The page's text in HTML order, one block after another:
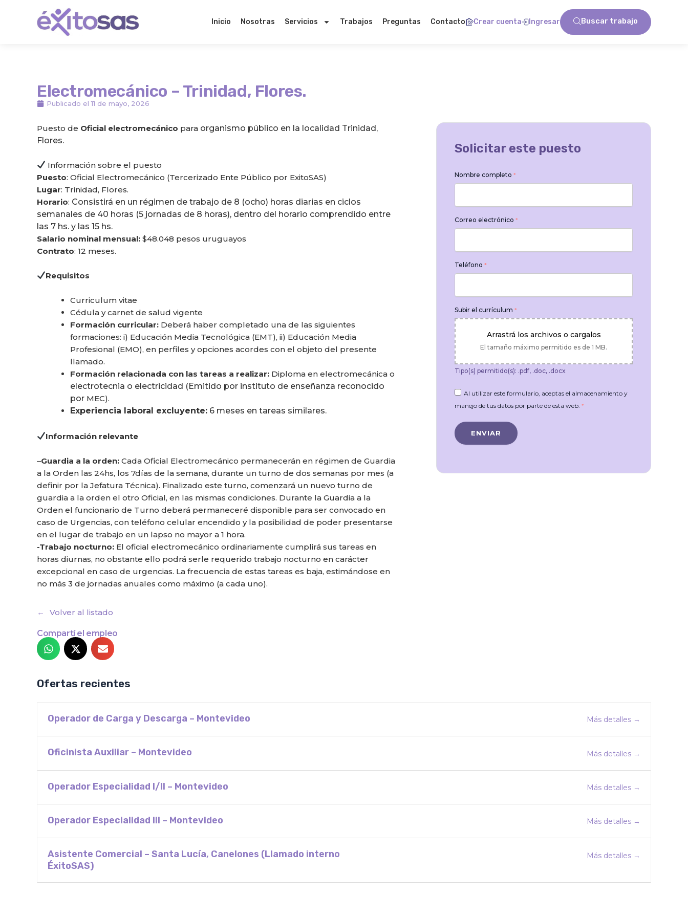
contenido
Inicio Nosotras Servicios Trabajos Preguntas Contacto Crear cuenta Ingresar Buscar trabajo
Electromecánico – Trinidad, Flores.
Publicado el 11 de mayo, 2026
Puesto de Oficial electromecánico para organismo público en la localidad Trinidad,
Flores.
Información sobre el puesto
Puesto: Oficial Electromecánico (Tercerizado Ente Público por ExitoSAS)
Lugar: Trinidad, Flores.
Horario: Consistirá en un régimen de trabajo de 8 (ocho) horas diarias en ciclos
semanales de 40 horas (5 jornadas de 8 horas), dentro del horario comprendido entre
las 7 hs. y las 15 hs.
Salario nominal mensual: $48.048 pesos uruguayos
Contrato: 12 meses.
Requisitos
Curriculum vitae
Cédula y carnet de salud vigente
Formación curricular: Deberá haber completado una de las siguientes
formaciones: i) Educación Media Tecnológica (EMT), ii) Educación Media
Profesional (EMO), en perfiles y opciones acordes con el objeto del presente
llamado.
Formación relacionada con las tareas a realizar: Diploma en electromecánica o
electrotecnia o electricidad (Emitido por instituto de enseñanza reconocido
por MEC).
Experiencia laboral excluyente: 6 meses en tareas similares.
Información relevante
–Guardia a la orden: Cada Oficial Electromecánico permanecerán en régimen de Guardia
a la Orden las 24hs, los 7días de la semana, durante un turno de dos semanas por mes (a
definir por la Jefatura Técnica). Finalizado este turno, comenzará un nuevo turno de
guardia a la orden el otro Oficial, en las mismas condiciones. Durante la Guardia a la
Orden el funcionario de Turno deberá permaneceré disponible para ser convocado en
caso de Urgencias, con teléfono celular encendido y la posibilidad de poder presentarse
en el lugar de trabajo en un lapso no mayor a 1 hora.
-Trabajo nocturno: El oficial electromecánico ordinariamente cumplirá sus tareas en
horas diurnas, no obstante ello podrá serle requerido trabajo nocturno en carácter
excepcional en caso de urgencias. La frecuencia de estas tareas es baja, estimándose en
no más 3 de jornadas anuales como máximo (a cada uno).
Solicitar este puesto
Nombre completo *
Correo electrónico *
Teléfono *
Subir el currículum *
Arrastrá los archivos o cargalos
El tamaño máximo permitido es de 1 MB.
Tipo(s) permitido(s): .pdf, .doc, .docx
Al utilizar este formulario, aceptas el almacenamiento y
manejo de tus datos por parte de esta web. *
Volver al listado
Compartí el empleo
Ofertas recientes
Operador de Carga y Descarga – Montevideo Más detalles
Oficinista Auxiliar – Montevideo Más detalles
Operador Especialidad I/II – Montevideo Más detalles
Operador Especialidad III – Montevideo Más detalles
Asistente Comercial – Santa Lucía, Canelones (Llamado interno
ÉxitoSAS)
Más detalles